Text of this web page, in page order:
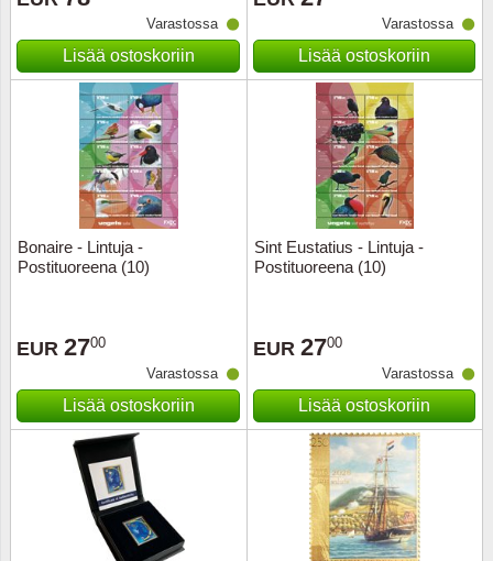
Varastossa
Lisää ostoskoriin
Varastossa
Lisää ostoskoriin
Bonaire - Lintuja -
Postituoreena (10)
EUR 2700
Varastossa
Lisää ostoskoriin
Sint Eustatius - Lintuja -
Postituoreena (10)
EUR 2700
Varastossa
Lisää ostoskoriin
Musiiki
Itä-
Itävalta
Kreikka